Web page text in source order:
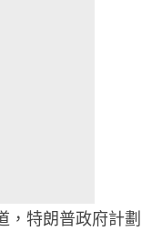
，特朗普政府計劃